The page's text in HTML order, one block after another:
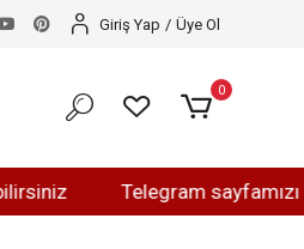
Telegram sayfamızı
Giriş Yap / Üye Ol
0